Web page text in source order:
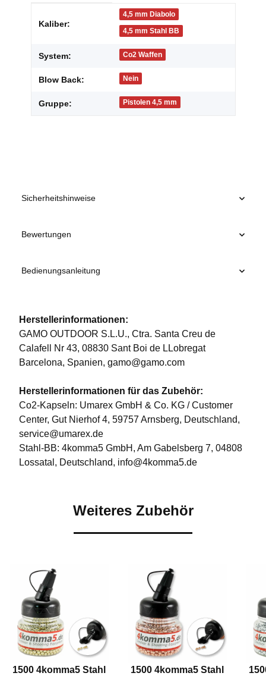
Produkteigenschaft
Kaliber:
4,5 mm Diabolo
4,5 mm Stahl BB
System: Co2 Waffen
Blow Back: Nein
Gruppe: Pistolen 4,5 mm
Sicherheitshinweise
Bewertungen
Bedienungsanleitung
Herstellerinformationen:
GAMO OUTDOOR S.L.U., Ctra. Santa Creu de
Calafell Nr 43, 08830 Sant Boi de LLobregat
Barcelona, Spanien, gamo@gamo.com
Herstellerinformationen für das Zubehör:
Co2-Kapseln: Umarex GmbH & Co. KG / Customer
Center, Gut Nierhof 4, 59757 Arnsberg, Deutschland,
service@umarex.de
Stahl-BB: 4komma5 GmbH, Am Gabelsberg 7, 04808
Lossatal, Deutschland, info@4komma5.de
Weiteres Zubehör
1500 4komma5 Stahl
1500 4komma5 Stahl